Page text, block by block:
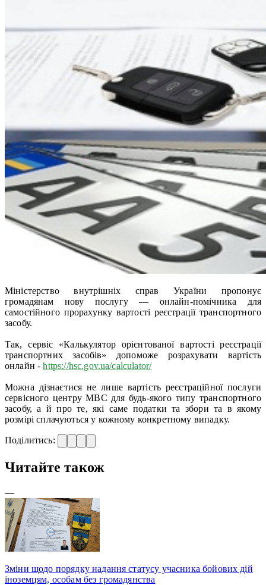
Міністерство внутрішніх справ України пропонує
громадянам нову послугу — онлайн-помічника для
самостійного прорахунку вартості реєстрації транспортного
засобу.
Так, сервіс «Калькулятор орієнтованої вартості реєстрації
транспортних засобів» допоможе розрахувати вартість
онлайн -https://hsc.gov.ua/calculator/
Можна дізнаєтися не лише вартість реєстраційної послуги
сервісного центру МВС для будь-якого типу транспортного
засобу, а й про те, які саме податки та збори та в якому
розмірі сплачуються у кожному конкретному випадку.
Поділитись:
Читайте також
—
Зміни щодо порядку надання статусу учасника бойових дій
іноземцям, особам без громадянства